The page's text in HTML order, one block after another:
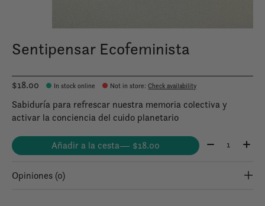
Sentipensar Ecofeminista
$18.00 In stock online Not in store:Check availability
Sabiduría para refrescar nuestra memoria colectiva y
activar la conciencia del cuido planetario
Añadir a la cesta — $18.00 Cantidad:
Opiniones (0)